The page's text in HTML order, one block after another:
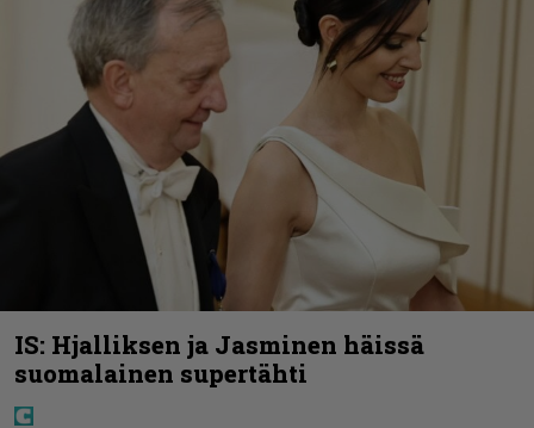
IS: Hjalliksen ja Jasminen häissä
suomalainen supertähti